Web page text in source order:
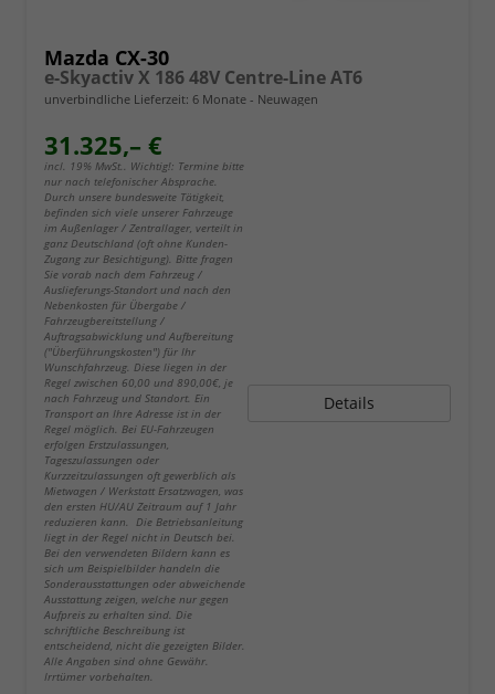
Mazda CX-30
e-Skyactiv X 186 48V Centre-Line AT6
unverbindliche Lieferzeit: 6 Monate Neuwagen
31.325,– €
incl. 19% MwSt.. Wichtig!: Termine bitte
nur nach telefonischer Absprache.
Durch unsere bundesweite Tätigkeit,
befinden sich viele unserer Fahrzeuge
im Außenlager / Zentrallager, verteilt in
ganz Deutschland (oft ohne Kunden-
Zugang zur Besichtigung). Bitte fragen
Sie vorab nach dem Fahrzeug /
Auslieferungs-Standort und nach den
Nebenkosten für Übergabe /
Fahrzeugbereitstellung /
Auftragsabwicklung und Aufbereitung
("Überführungskosten") für Ihr
Wunschfahrzeug. Diese liegen in der
Regel zwischen 60,00 und 890,00€, je
nach Fahrzeug und Standort. Ein
Transport an Ihre Adresse ist in der
Regel möglich. Bei EU-Fahrzeugen
erfolgen Erstzulassungen,
Tageszulassungen oder
Kurzzeitzulassungen oft gewerblich als
Mietwagen / Werkstatt Ersatzwagen, was
den ersten HU/AU Zeitraum auf 1 Jahr
reduzieren kann. Die Betriebsanleitung
liegt in der Regel nicht in Deutsch bei.
Bei den verwendeten Bildern kann es
sich um Beispielbilder handeln die
Sonderausstattungen oder abweichende
Ausstattung zeigen, welche nur gegen
Aufpreis zu erhalten sind. Die
schriftliche Beschreibung ist
entscheidend, nicht die gezeigten Bilder.
Alle Angaben sind ohne Gewähr.
Irrtümer vorbehalten.
Details